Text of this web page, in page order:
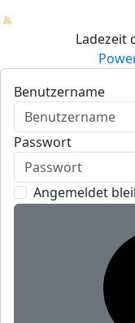
Ladezeit
Benutzername
Passwort
Angemeldet